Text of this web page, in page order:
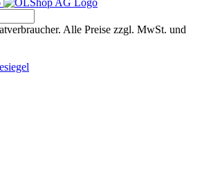
Alle Preise zzgl. MwSt. und